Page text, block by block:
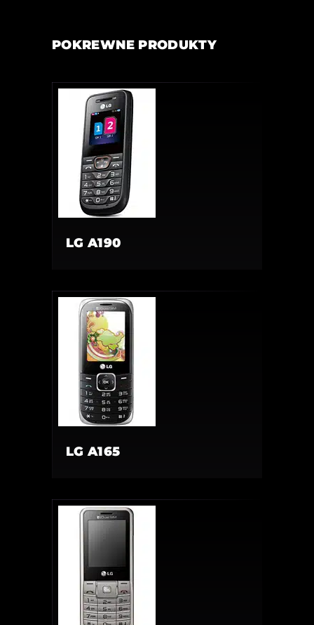
POKREWNE PRODUKTY
LG A190
LG A165